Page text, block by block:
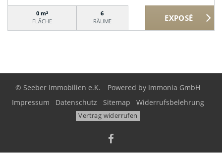
0 m²
FLÄCHE
6
RÄUME
© Seeber Immobilien e.K. Powered by Immonia GmbH
Impressum
Datenschutz Sitemap Widerrufsbelehrung
Vertrag widerrufen